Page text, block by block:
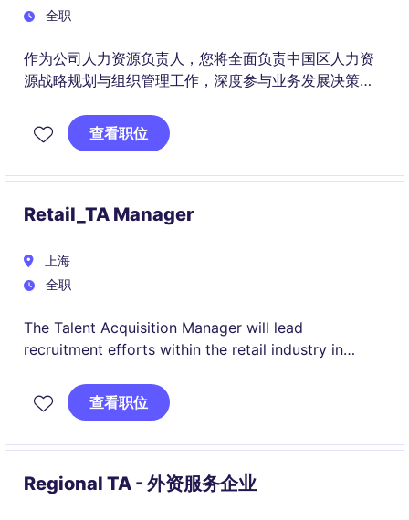
全职
作为公司人力资源负责人，您将全面负责中国区人力资
源战略规划与组织管理工作，深度参与业务发展决策，
领域的快速发展。该岗位需要具备战略性思维与落地执
行能力，能够在高速成长、技术驱动的组织环境中，打
查看职位
Retail_TA Manager
上海
全职
The Talent Acquisition Manager will lead
recruitment efforts within the retail industry in
secures the talent for its needs. This role involves
developing strategies to meet hiring goals and
查看职位
Regional TA - 外资服务企业